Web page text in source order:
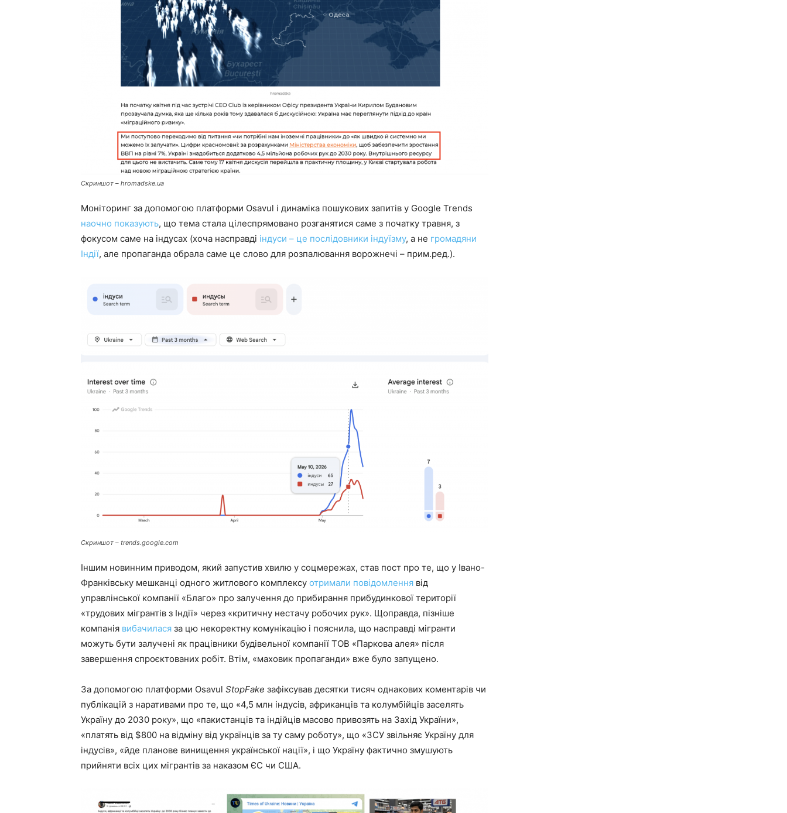
Скриншот – hromadske.ua
Моніторинг за допомогою платформи Osavul і динаміка пошукових запитів у Google Trends
наочно показують, що тема стала цілеспрямовано розганятися саме з початку травня, з
фокусом саме на індусах (хоча насправді індуси – це послідовники індуїзму, а не громадяни
Індії, але пропаганда обрала саме це слово для розпалювання ворожнечі – прим.ред.).
Скриншот – trends.google.com
Іншим новинним приводом, який запустив хвилю у соцмережах, став пост про те, що у Івано-
Франківську мешканці одного житлового комплексу отримали повідомлення від
управлінської компанії «Благо» про залучення до прибирання прибудинкової території
«трудових мігрантів з Індії» через «критичну нестачу робочих рук». Щоправда, пізніше
компанія вибачилася за цю некоректну комунікацію і пояснила, що насправді мігранти
можуть бути залучені як працівники будівельної компанії ТОВ «Паркова алея» після
завершення спроєктованих робіт. Втім, «маховик пропаганди» вже було запущено.
За допомогою платформи Osavul StopFake зафіксував десятки тисяч однакових коментарів чи
публікацій з наративами про те, що «4,5 млн індусів, африканців та колумбійців заселять
Україну до 2030 року», що «пакистанців та індійців масово привозять на Захід України»,
«платять від $800 на відміну від українців за ту саму роботу», що «ЗСУ звільняє Україну для
індусів», «йде планове винищення української нації», і що Україну фактично змушують
прийняти всіх цих мігрантів за наказом ЄС чи США.